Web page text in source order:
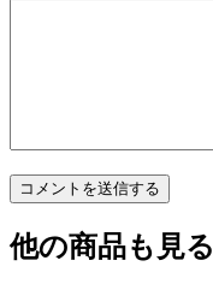
他の商品も見る